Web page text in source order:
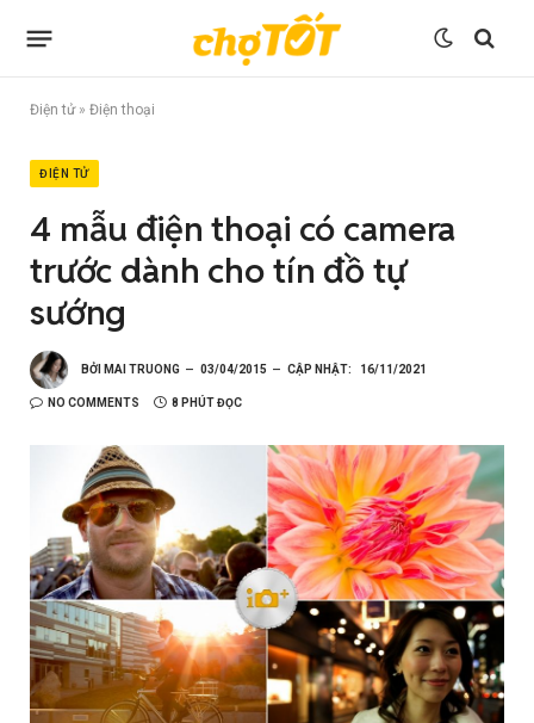
Điện tử» Điện thoại
ĐIỆN TỬ
4 mẫu điện thoại có camera
trước dành cho tín đồ tự
sướng
BỞI MAI TRUONG 03/04/2015 CẬP NHẬT: 16/11/2021
NO COMMENTS 8 PHÚT ĐỌC